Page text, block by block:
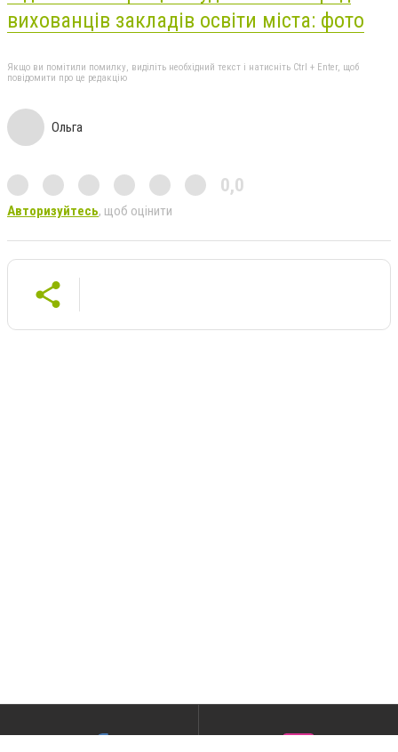
вихованців закладів освіти міста: фото
Якщо ви помітили помилку, виділіть необхідний текст і натисніть Ctrl + Enter, щоб
повідомити про це редакцію
Ольга
0,0
Авторизуйтесь, щоб оцінити